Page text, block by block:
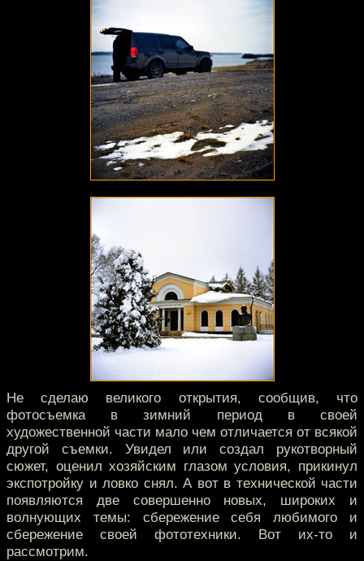
Не сделаю великого открытия, сообщив, что
фотосъемка в зимний период в своей
художественной части мало чем отличается от всякой
другой съемки. Увидел или создал рукотворный
сюжет, оценил хозяйским глазом условия, прикинул
экспотройку и ловко снял. А вот в технической части
появляются две совершенно новых, широких и
волнующих темы: сбережение себя любимого и
сбережение своей фототехники. Вот их-то и
рассмотрим.